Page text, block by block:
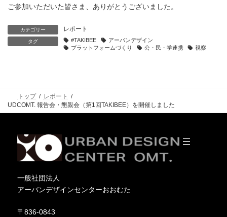
ご参加いただいた皆さま、ありがとうございました。
カテゴリー レポート
タグ #TAKIBEE
アーバンデザイン
プラットフォームづくり
公・民・学連携 視察
トップ
レポート
UDCOMT. 報告会・懇親会（第1回TAKIBEE）を開催しました
一般社団法人
アーバンデザインセンターおおむた
〒836-0843